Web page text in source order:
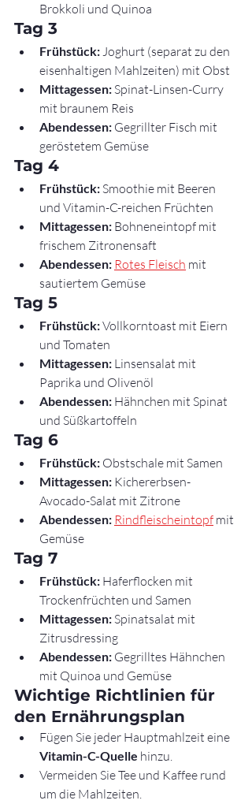
Brokkoli und Quinoa
Tag 3
Frühstück: Joghurt (separat zu den
eisenhaltigen Mahlzeiten) mit Obst
Mittagessen: Spinat-Linsen-Curry
mit braunem Reis
Abendessen: Gegrillter Fisch mit
geröstetem Gemüse
Tag 4
Frühstück: Smoothie mit Beeren
und Vitamin-C-reichen Früchten
Mittagessen: Bohneneintopf mit
frischem Zitronensaft
Abendessen: Rotes Fleisch mit
sautiertem Gemüse
Tag 5
Frühstück: Vollkorntoast mit Eiern
und Tomaten
Mittagessen: Linsensalat mit
Paprika und Olivenöl
Abendessen: Hähnchen mit Spinat
und Süßkartoffeln
Tag 6
Frühstück: Obstschale mit Samen
Mittagessen: Kichererbsen-
Avocado-Salat mit Zitrone
Abendessen: Rindfleischeintopf mit
Gemüse
Tag 7
Frühstück: Haferflocken mit
Trockenfrüchten und Samen
Mittagessen: Spinatsalat mit
Zitrusdressing
Abendessen: Gegrilltes Hähnchen
mit Quinoa und Gemüse
Wichtige Richtlinien für
den Ernährungsplan
Fügen Sie jeder Hauptmahlzeit eine
Vitamin-C-Quelle hinzu.
Vermeiden Sie Tee und Kaffee rund
um die Mahlzeiten.